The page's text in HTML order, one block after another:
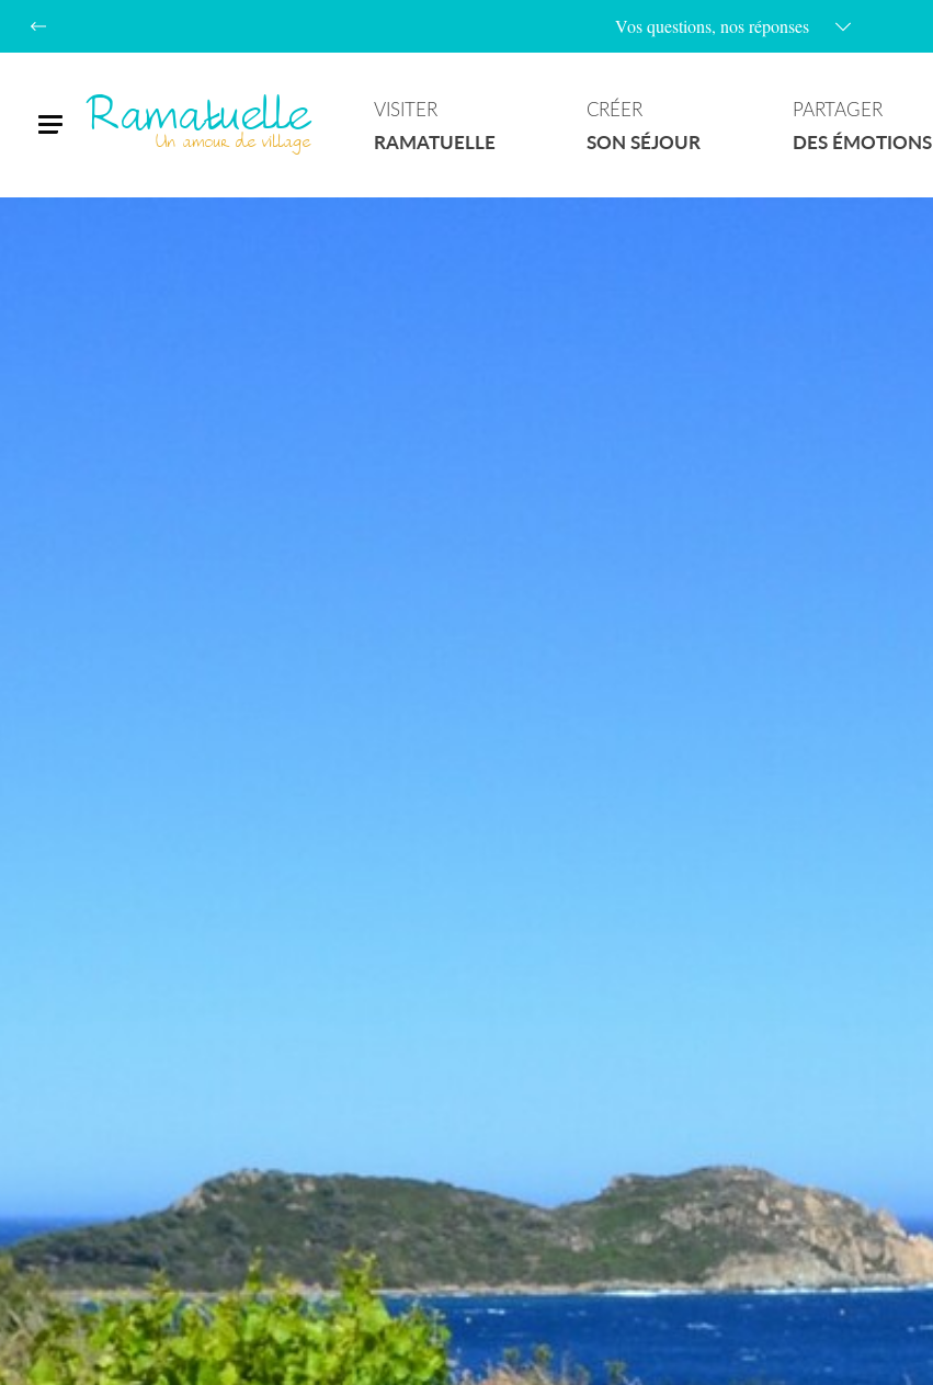
VOTRE OFFICE DE TOURISME
Vos questions, nos réponses
Les chiens sont-ils admis sur les plages ?
Y’a t’il des plages naturistes à Ramatuelle ?
MenuRamatuelle
Un amour de village
VISITER
RAMATUELLE
CRÉER
SON SÉJOUR
PARTAGER
DES ÉMOTIONS